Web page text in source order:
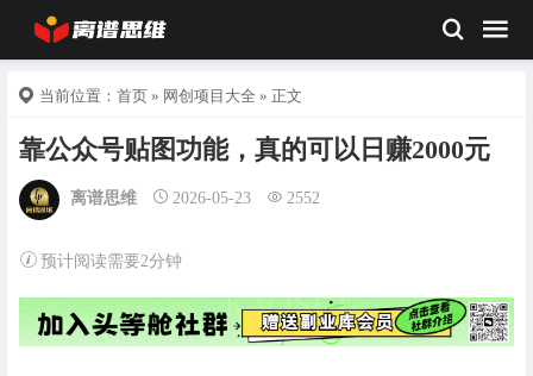
当前位置： 首页 » 网创项目大全 » 正文
靠公众号贴图功能，真的可以日赚2000元
离谱思维 2026-05-23 2552
预计阅读需要2分钟